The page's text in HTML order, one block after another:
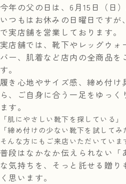
今年の父の日は、6月15日（日）
いつもはお休みの日曜日ですが
で実店舗を営業しております。
実店舗では、靴下やレッグウォ
バー、肌着など店内の全商品を
す。
履き心地やサイズ感、締め付け
ら、ご自身に合う一足をゆっく
ます。
「肌にやさしい靴下を探している」
「締め付けの少ない靴下を試してみ
そんな方にもご来店いただいていま
普段はなかなか伝えられない「
な気持ちを、そっと託せる贈り
く思います。